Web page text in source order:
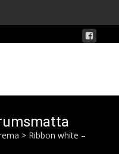
> Ribbon white –